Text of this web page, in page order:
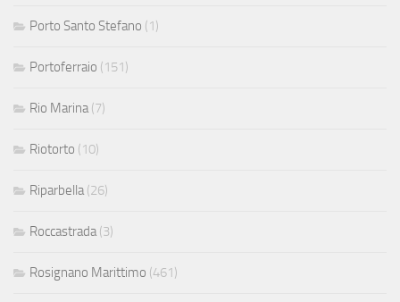
Porto Santo Stefano (1)
Portoferraio (151)
Rio Marina (7)
Riotorto (10)
Riparbella (26)
Roccastrada (3)
Rosignano Marittimo (461)